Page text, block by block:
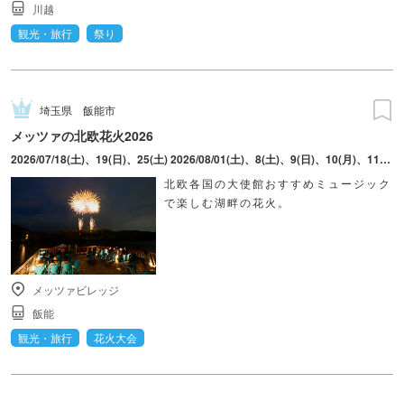
川越
観光・旅行
祭り
埼玉県 飯能市
メッツァの北欧花火2026
2026/07/18(土)、19(日)、25(土) 2026/08/01(土)、8(土)、9(日)、10(月)、11(火・祝)、12(水)、15(土) 2026/09/12(土)、19(土)、20(日)、21(月・祝)、22(火・祝) ※8月9日(日)は「ムーミンの日記念 花火大会2026」を開催(予定)
北欧各国の大使館おすすめミュージック
で楽しむ湖畔の花火。
メッツァビレッジ
飯能
観光・旅行
花火大会